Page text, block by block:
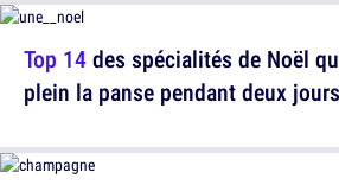
Top 14des spécialités de Noël
plein la panse pendant deux jours